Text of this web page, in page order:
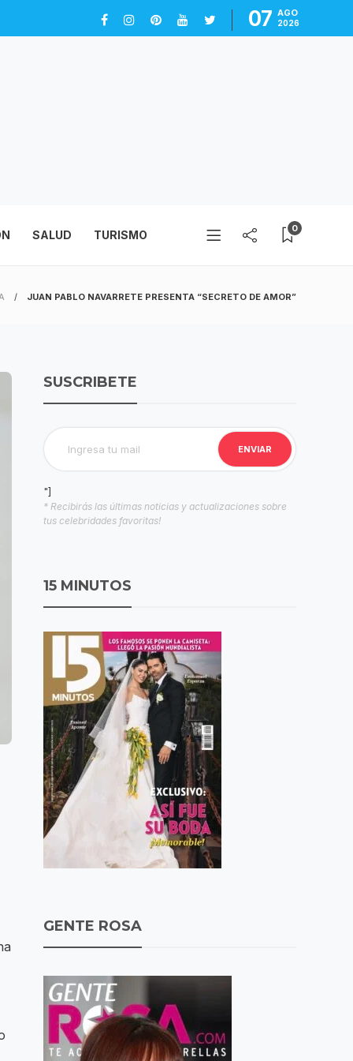
07 AGO
2026
SALUD TURISMO 0
JUAN PABLO NAVARRETE PRESENTA “SECRETO DE AMOR”
SUSCRIBETE
"]
* Recibirás las últimas noticias y actualizaciones sobre
tus celebridades favoritas!
15 MINUTOS
GENTE ROSA